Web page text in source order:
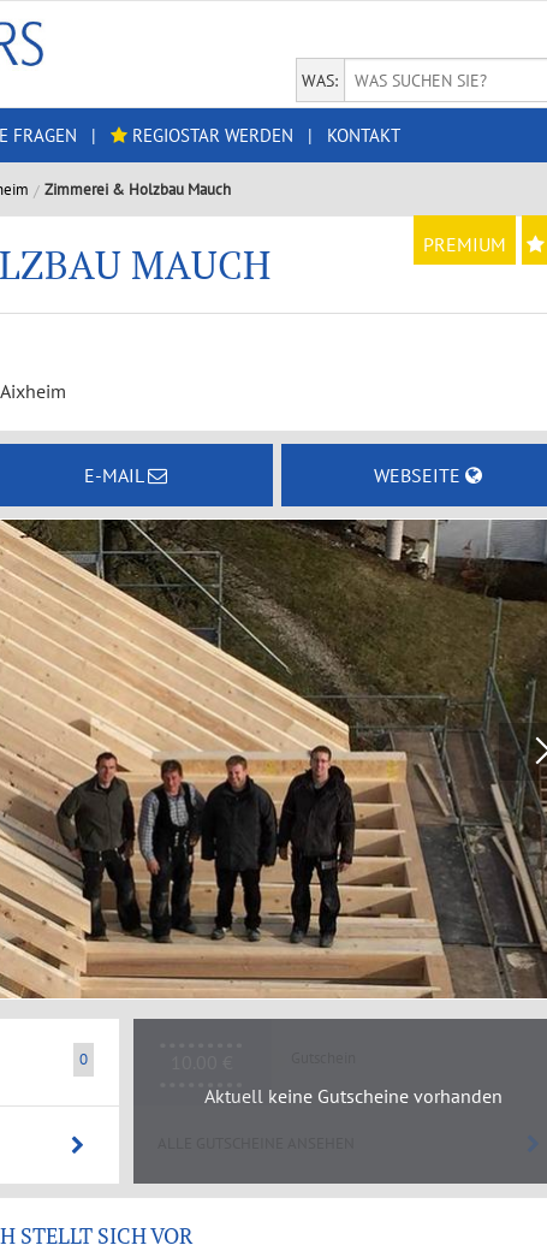
WAS:
FRAGEN | REGIOSTAR WERDEN | KONTAKT
Zimmerei & Holzbau Mauch
PREMIUM
MAUCH
E-MAIL WEBSEITE
0
Aktuell keine Gutscheine vorhanden
STELLT SICH VOR